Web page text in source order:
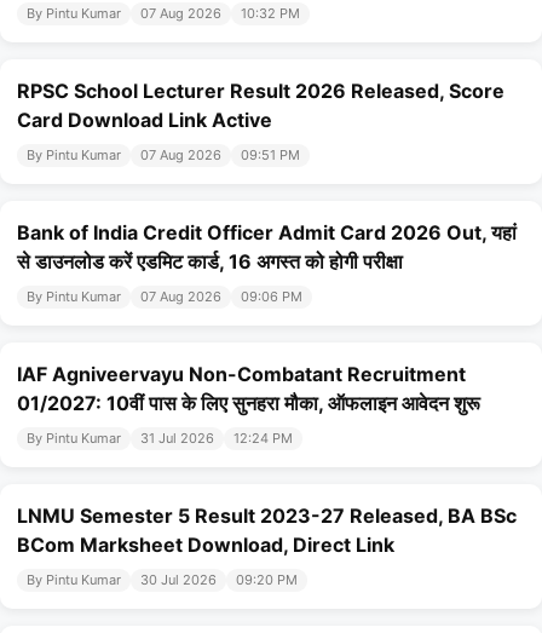
By Pintu Kumar 07 Aug 2026 10:32 PM
RPSC School Lecturer Result 2026 Released, Score
Card Download Link Active
By Pintu Kumar 07 Aug 2026 09:51 PM
Bank of India Credit Officer Admit Card 2026 Out, यहां
से डाउनलोड करें एडमिट कार्ड, 16 अगस्त को होगी परीक्षा
By Pintu Kumar 07 Aug 2026 09:06 PM
IAF Agniveervayu Non-Combatant Recruitment
01/2027: 10वीं पास के लिए सुनहरा मौका, ऑफलाइन आवेदन शुरू
By Pintu Kumar 31 Jul 2026 12:24 PM
LNMU Semester 5 Result 2023-27 Released, BA BSc
BCom Marksheet Download, Direct Link
By Pintu Kumar 30 Jul 2026 09:20 PM